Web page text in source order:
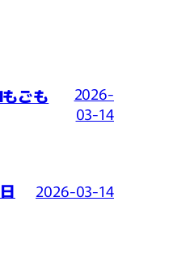
ごも
2026-
03-14
2026-03-14